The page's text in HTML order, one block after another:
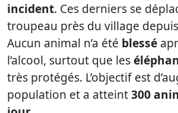
incident. Ces derniers se
troupeau près du village
Aucun animal n’a été blessé
l’alcool, surtout que les
très protégés. L’objectif est
population et a atteint300